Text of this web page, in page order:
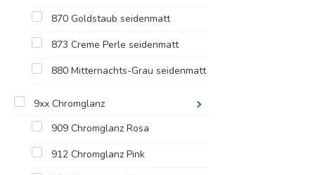
870 Goldstaub seidenmatt
873 Creme Perle seidenmatt
880 Mitternachts-Grau seidenmatt
9xx Chromglanz
909 Chromglanz Rosa
912 Chromglanz Pink